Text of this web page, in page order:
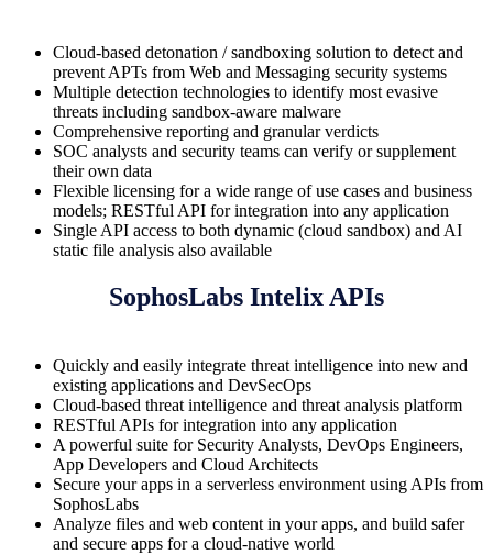
Cloud-based detonation / sandboxing solution to detect and
prevent APTs from Web and Messaging security systems
Multiple detection technologies to identify most evasive
threats including sandbox-aware malware
Comprehensive reporting and granular verdicts
SOC analysts and security teams can verify or supplement
their own data
Flexible licensing for a wide range of use cases and business
models; RESTful API for integration into any application
Single API access to both dynamic (cloud sandbox) and AI
static file analysis also available
SophosLabs Intelix APIs
Quickly and easily integrate threat intelligence into new and
existing applications and DevSecOps
Cloud-based threat intelligence and threat analysis platform
RESTful APIs for integration into any application
A powerful suite for Security Analysts, DevOps Engineers,
App Developers and Cloud Architects
Secure your apps in a serverless environment using APIs from
SophosLabs
Analyze files and web content in your apps, and build safer
and secure apps for a cloud-native world